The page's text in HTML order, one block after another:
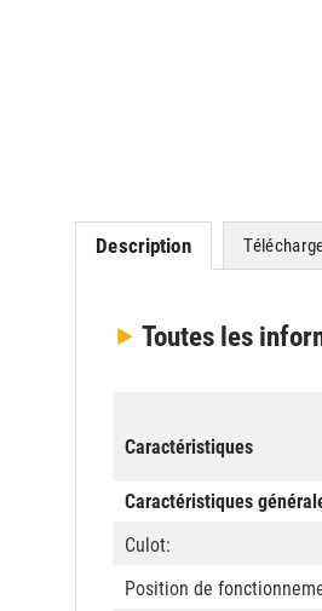
Description
Toutes les
Caractéristiques
Caractéristiques
Culot:
Position de